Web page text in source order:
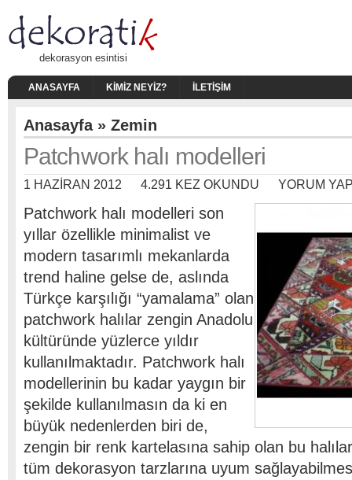
dekorasyon esintisi
ANASAYFA KIMIZ NEYIZ? İLETIŞIM
Anasayfa» Zemin
Patchwork halı modelleri
1 HAZIRAN 2012 4.291 KEZ OKUNDU YORUM
Patchwork halı modelleri son
yıllar özellikle minimalist ve
modern tasarımlı mekanlarda
trend haline gelse de, aslında
Türkçe karşılığı “yamalama” olan
patchwork halılar zengin Anadolu
kültüründe yüzlerce yıldır
kullanılmaktadır. Patchwork halı
modellerinin bu kadar yaygın bir
şekilde kullanılmasın da ki en
büyük nedenlerden biri de,
zengin bir renk kartelasına sahip olan bu
tüm dekorasyon tarzlarına uyum